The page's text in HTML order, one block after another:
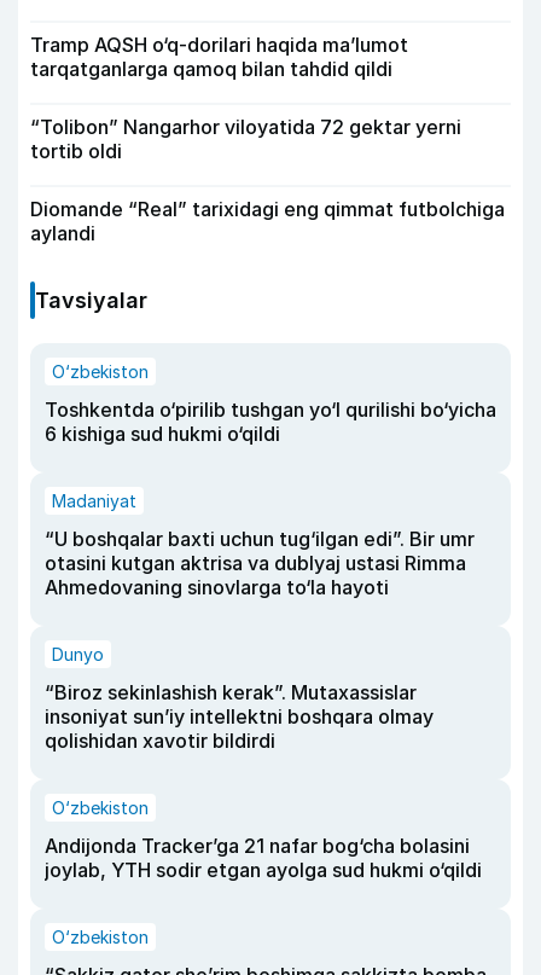
Tramp AQSH o‘q-dorilari haqida ma’lumot
tarqatganlarga qamoq bilan tahdid qildi
“Tolibon” Nangarhor viloyatida 72 gektar yerni
tortib oldi
Diomande “Real” tarixidagi eng qimmat futbolchiga
aylandi
Tavsiyalar
O‘zbekiston
Toshkentda o‘pirilib tushgan yo‘l qurilishi bo‘yicha
6 kishiga sud hukmi o‘qildi
Madaniyat
“U boshqalar baxti uchun tug‘ilgan edi”. Bir umr
otasini kutgan aktrisa va dublyaj ustasi Rimma
Ahmedovaning sinovlarga to‘la hayoti
Dunyo
“Biroz sekinlashish kerak”. Mutaxassislar
insoniyat sun’iy intellektni boshqara olmay
qolishidan xavotir bildirdi
O‘zbekiston
Andijonda Tracker’ga 21 nafar bog‘cha bolasini
joylab, YTH sodir etgan ayolga sud hukmi o‘qildi
O‘zbekiston